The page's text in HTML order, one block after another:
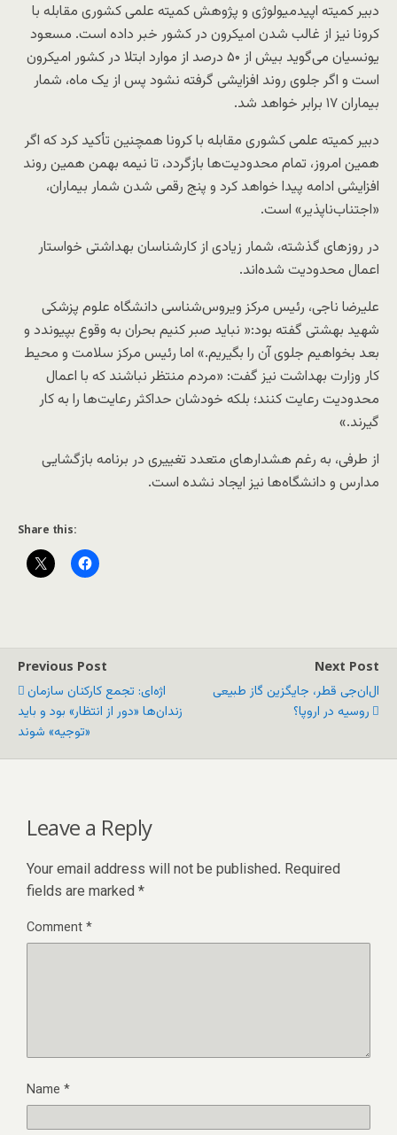
دبیر کمیته اپیدمیولوژی و پژوهش کمیته علمی کشوری مقابله با
کرونا نیز از غالب شدن امیکرون در کشور خبر داده است. مسعود
یونسیان می‌گوید بیش از ۵۰ درصد از موارد ابتلا در کشور امیکرون
است و اگر جلوی روند افزایشی گرفته نشود پس از یک ماه، شمار
بیماران ۱۷ برابر خواهد شد.
دبیر کمیته علمی کشوری مقابله با کرونا همچنین تأکید کرد که اگر
همین امروز، تمام محدودیت‌ها بازگردد، تا نیمه بهمن همین روند
افزایشی ادامه پیدا خواهد کرد و پنج رقمی شدن شمار بیماران،
«اجتناب‌ناپذیر» است.
در روزهای گذشته، شمار زیادی از کارشناسان بهداشتی خواستار
اعمال محدودیت شده‌اند.
علیرضا ناجی، رئیس مرکز ویروس‌شناسی دانشگاه علوم پزشکی
شهید بهشتی گفته بود:« نباید صبر کنیم بحران به وقوع بپیوندد و
بعد بخواهیم جلوی آن را بگیریم.» اما رئیس مرکز سلامت و محیط
کار وزارت بهداشت نیز گفت: «مردم منتظر نباشند که با اعمال
محدودیت رعایت کنند؛ بلکه خودشان حداکثر رعایت‌ها را به کار
گیرند.»
از طرفی، به رغم هشدارهای متعدد تغییری در برنامه بازگشایی
مدارس و دانشگاه‌ها نیز ایجاد نشده است.
Share this:
Previous Post
اژه‌ای: تجمع کارکنان سازمان
زندان‌ها «دور از انتظار» بود و باید
«توجیه» شوند
Next Post
ال‌ان‌جی قطر، جایگزین گاز طبیعی
روسیه در اروپا؟
Leave a Reply
Your email address will not be published. Required
fields are marked *
Comment*
Name *